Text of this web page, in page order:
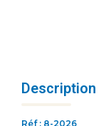
Description
Réf : 8-2026